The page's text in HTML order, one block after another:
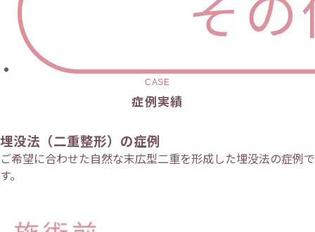
CASE
症例実績
埋没法（二重整形）の症例
ご希望に合わせた自然な末広型二重を形成した埋没法の症例で
す。